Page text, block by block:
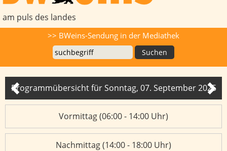
am puls des landes
>> BWeins-Sendung in der Mediathek
Programmübersicht
Programmübersicht für Sonntag, 07. September 2025
Vormittag (06:00 - 14:00 Uhr)
Nachmittag (14:00 - 18:00 Uhr)